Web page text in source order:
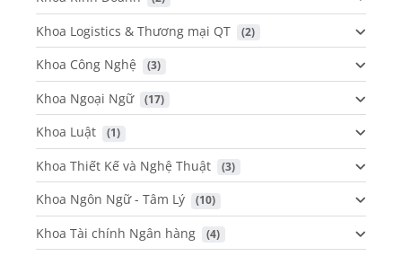
Khoa Logistics & Thương mại QT (2)
Khoa Công Nghệ (3)
Khoa Ngoại Ngữ (17)
Khoa Luật (1)
Khoa Thiết Kế và Nghệ Thuật (3)
Khoa Ngôn Ngữ - Tâm Lý (10)
Khoa Tài chính Ngân hàng (4)